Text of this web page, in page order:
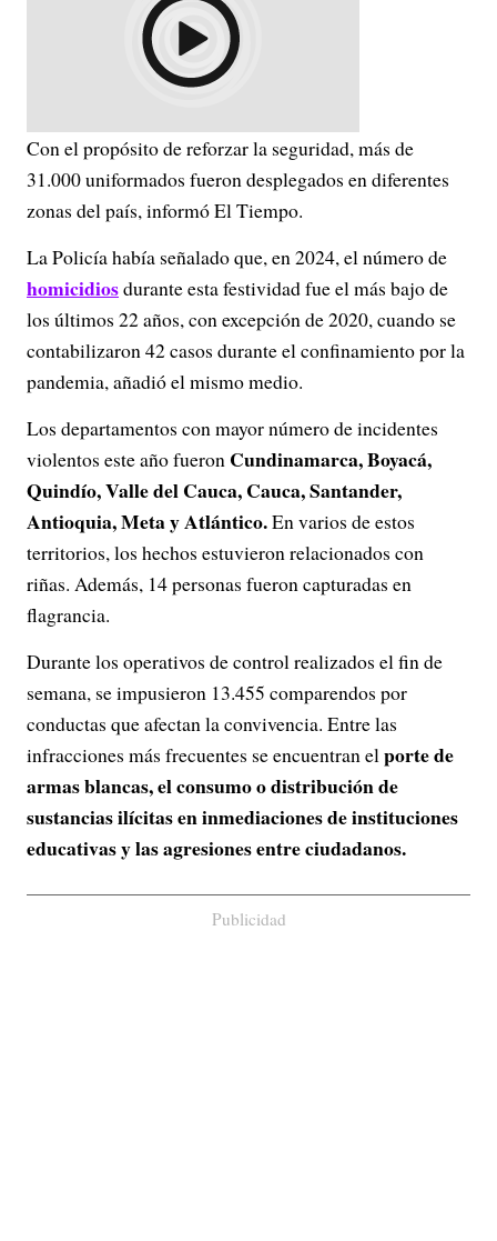
Con el propósito de reforzar la seguridad, más de
31.000 uniformados fueron desplegados en diferentes
zonas del país, informó El Tiempo.
La Policía había señalado que, en 2024, el número de
homicidiosdurante esta festividad fue el más bajo de
los últimos 22 años, con excepción de 2020, cuando se
contabilizaron 42 casos durante el confinamiento por la
pandemia, añadió el mismo medio.
Los departamentos con mayor número de incidentes
violentos este año fueron Cundinamarca, Boyacá,
Quindío, Valle del Cauca, Cauca, Santander,
Antioquia, Meta y Atlántico.En varios de estos
territorios, los hechos estuvieron relacionados con
riñas. Además, 14 personas fueron capturadas en
flagrancia.
Durante los operativos de control realizados el fin de
semana, se impusieron 13.455 comparendos por
conductas que afectan la convivencia. Entre las
infracciones más frecuentes se encuentran elporte de
armas blancas, el consumo o distribución de
sustancias ilícitas en inmediaciones de instituciones
educativas y las agresiones entre ciudadanos.
Publicidad